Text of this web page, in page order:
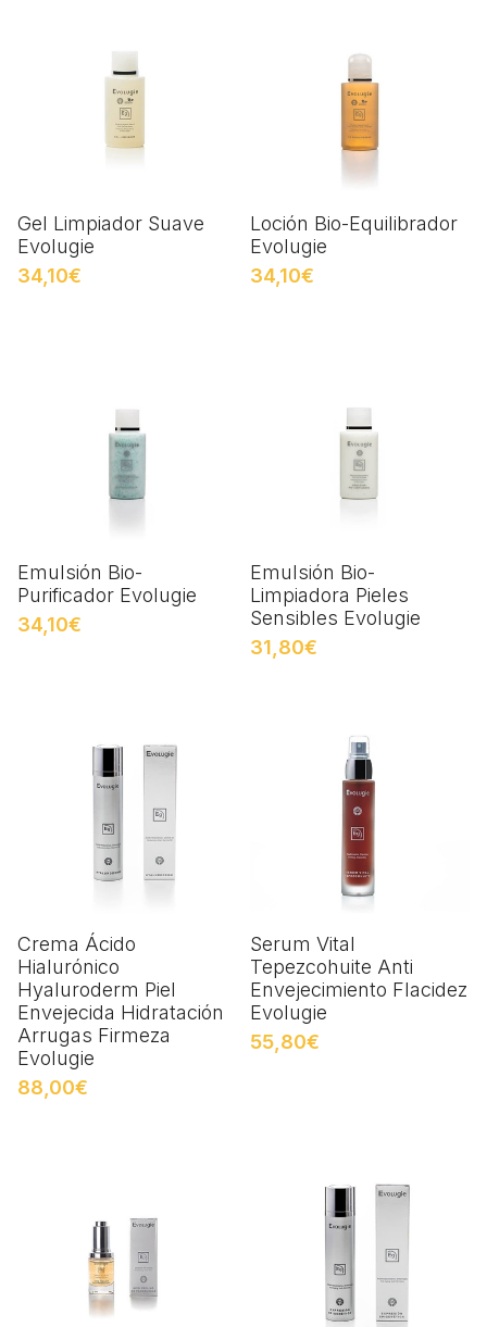
Gel Limpiador Suave
Evolugie
34,10€
Loción Bio-Equilibrador
Evolugie
34,10€
Emulsión Bio-
Purificador Evolugie
34,10€
Emulsión Bio-
Limpiadora Pieles
Sensibles Evolugie
31,80€
Crema Ácido
Hialurónico
Hyaluroderm Piel
Envejecida Hidratación
Arrugas Firmeza
Evolugie
88,00€
Serum Vital
Tepezcohuite Anti
Envejecimiento Flacidez
Evolugie
55,80€